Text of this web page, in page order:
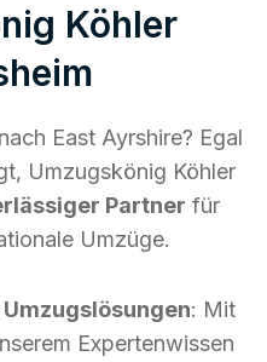
Köhler
East Ayrshire? Egal
Umzugskönig Köhler
Partner für
Umzüge.
: Mit
Expertenwissen